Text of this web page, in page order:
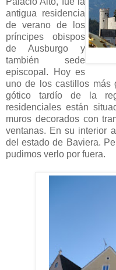
antigua residencia
de verano de los
príncipes obispos
de Ausburgo y
también sede
episcopal. Hoy es
uno de los castillos más
gótico tardío de la
residenciales están
muros decorados con
ventanas. En su interior
del estado de Baviera.
pudimos verlo por fuera.